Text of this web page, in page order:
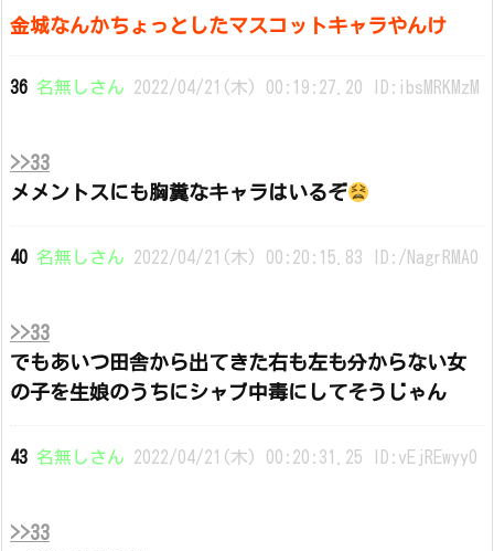
金城なんかちょっとしたマスコットキャラやんけ
36 名無しさん 2022/04/21(木) 00:19:27.20 ID:ibsMRKMzM
>>33
メメントスにも胸糞なキャラはいるぞ
40 名無しさん 2022/04/21(木) 00:20:15.83 ID:/NagrRMA0
>>33
でもあいつ田舎から出てきた右も左も分からない女
の子を生娘のうちにシャブ中毒にしてそうじゃん
43 名無しさん 2022/04/21(木) 00:20:31.25 ID:vEjREwyy0
>>33